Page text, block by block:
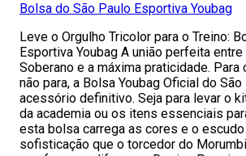
Bolsa do São Paulo Esportiva Youbag
Leve o Orgulho Tricolor para o Treino:
Esportiva Youbag A união perfeita
Soberano e a máxima praticidade. Para
não para, a Bolsa Youbag Oficial do
acessório definitivo. Seja para levar o
da academia ou os itens essenciais
esta bolsa carrega as cores e o
sofisticação que o torcedor do